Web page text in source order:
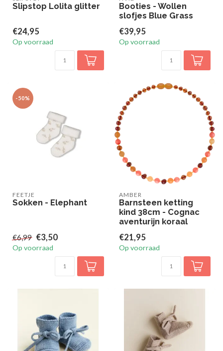
Slipstop Lolita glitter
€24,95
Op voorraad
Booties - Wollen
slofjes Blue Grass
€39,95
Op voorraad
-50%
FEETJE
Sokken - Elephant
€6,99 €3,50
Op voorraad
AMBER
Barnsteen ketting
kind 38cm - Cognac
aventurijn koraal
€21,95
Op voorraad